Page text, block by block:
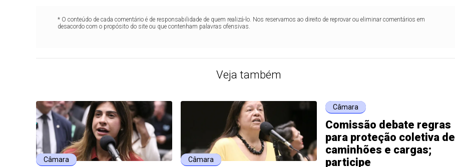
* O conteúdo de cada comentário é de responsabilidade de quem realizá-lo. Nos reservamos ao direito de reprovar ou eliminar comentários em
desacordo com o propósito do site ou que contenham palavras ofensivas.
Veja também
Câmara Câmara
Câmara
Comissão debate regras
para proteção coletiva de
caminhões e cargas;
participe